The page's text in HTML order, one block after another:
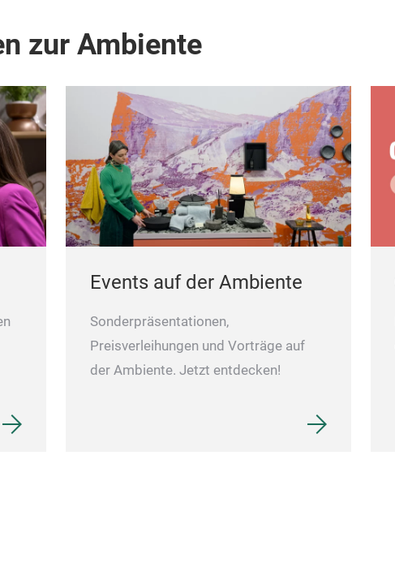
zur Ambiente
Events auf der Ambiente
Sonderpräsentationen,
Preisverleihungen und Vorträge auf
der Ambiente. Jetzt entdecken!